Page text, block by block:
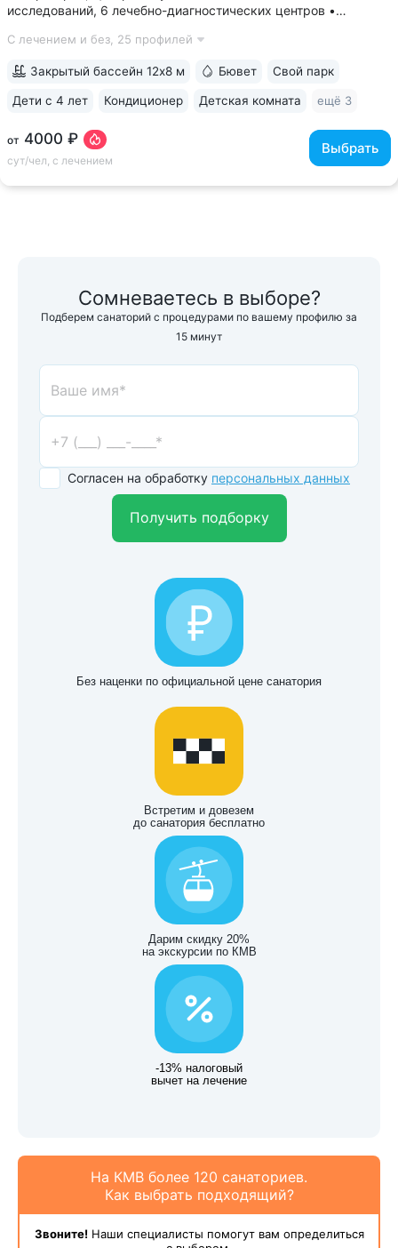
исследований, 6 лечебно-диагностических центров •
Ессентуков. 18 минут прогулки до Грязелечебницы им.
С лечением и без, 25 профилей
от 4000 ₽
сут/чел, с лечением
Выбрать
Закрытый бассейн 12х8 м Бювет Свой парк
Дети с 4 лет Кондиционер Детская комната ещё 3
Сомневаетесь в выборе?
Подберем санаторий с процедурами по вашему профилю за
15 минут
Согласен на обработку персональных данных
Получить подборку
Без наценки по официальной цене санатория
Встретим и довезем
до санатория бесплатно
Дарим скидку 20%
на экскурсии по КМВ
-13% налоговый
вычет на лечение
На КМВ более 120 санаториев.
Как выбрать подходящий?
Звоните!Наши специалисты помогут вам определиться